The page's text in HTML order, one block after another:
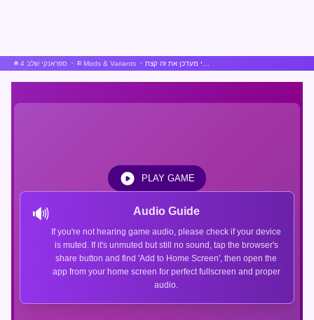
ספראנקי שלב 4 Mods & Variants
🔊 Audio Guide
If you're not hearing game audio, please check if your device
is muted. If it's unmuted but still no sound, tap the browser's
share button and find 'Add to Home Screen', then open the
app from your home screen for perfect fullscreen and proper
audio.
PLAY GAME